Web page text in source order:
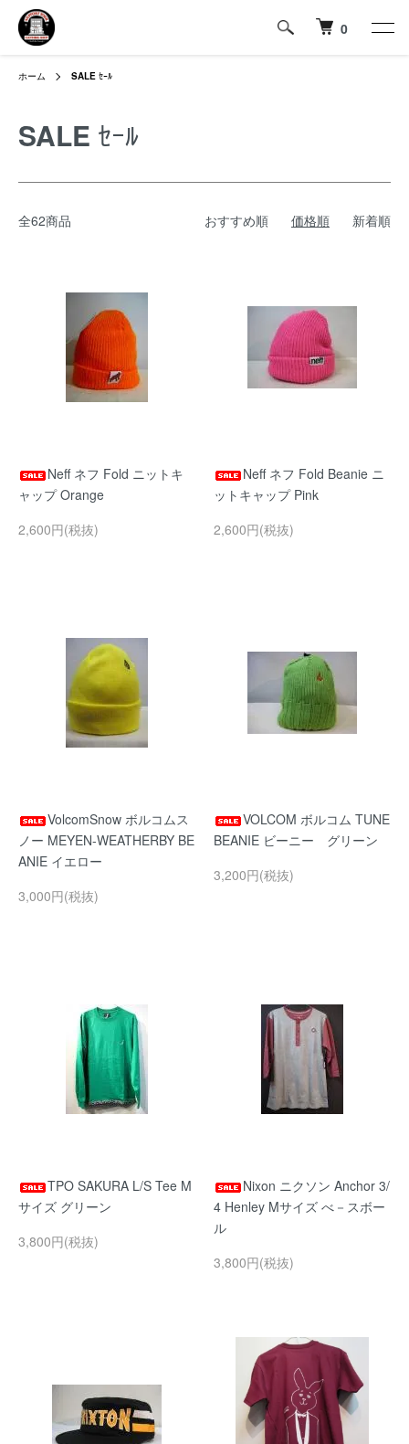
0
ホーム SALE ｾｰﾙ
SALE ｾｰﾙ
全62商品 おすすめ順 価格順 新着順
Neff ネフ Fold ニットキ
ャップ Orange
2,600円(税抜)
Neff ネフ Fold Beanie ニ
ットキャップ Pink
2,600円(税抜)
VolcomSnow ボルコムス
ノー MEYEN-WEATHERBY BE
ANIE イエロー
3,000円(税抜)
VOLCOM ボルコム TUNE
BEANIE ビーニー グリーン
3,200円(税抜)
TPO SAKURA L/S Tee M
サイズ グリーン
3,800円(税抜)
Nixon ニクソン Anchor 3/
4 Henley Mサイズ べ－スボー
ル
3,800円(税抜)